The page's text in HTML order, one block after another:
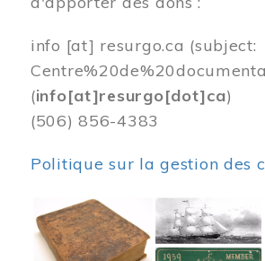
info [at] resurgo.ca (subject:
(info[at]resurgo[dot]ca)
(506) 856-4383
Politique sur la gestion des